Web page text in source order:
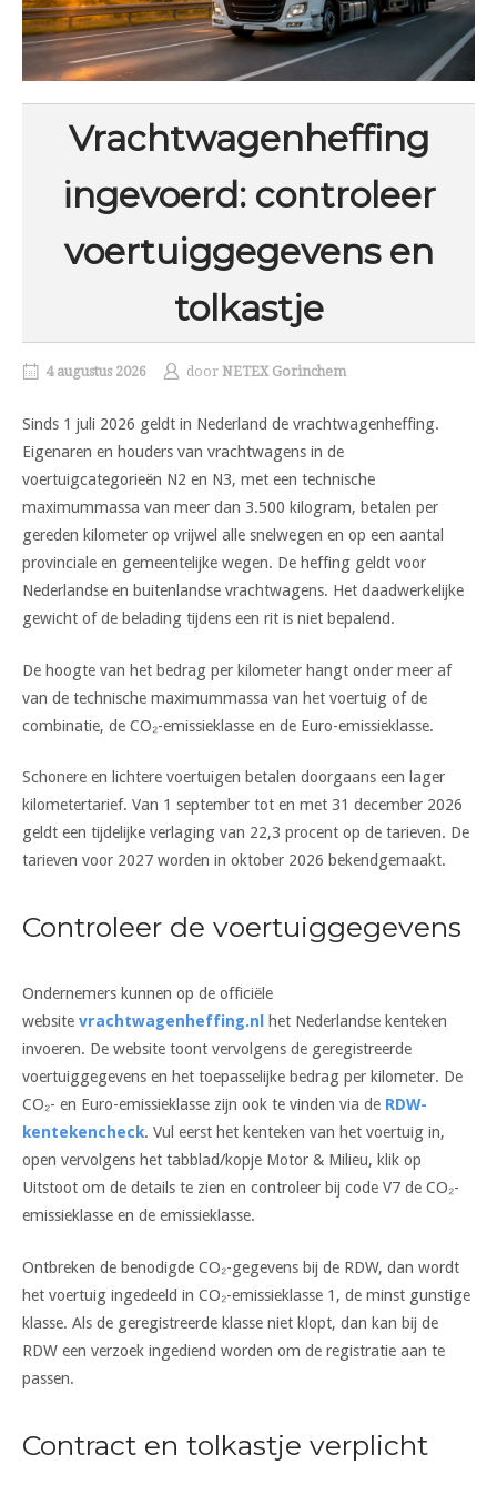
Vrachtwagenheffing
ingevoerd: controleer
voertuiggegevens en
tolkastje
4 augustus 2026 door NETEX Gorinchem
Sinds 1 juli 2026 geldt in Nederland de vrachtwagenheffing.
Eigenaren en houders van vrachtwagens in de
voertuigcategorieën N2 en N3, met een technische
maximummassa van meer dan 3.500 kilogram, betalen per
gereden kilometer op vrijwel alle snelwegen en op een aantal
provinciale en gemeentelijke wegen. De heffing geldt voor
Nederlandse en buitenlandse vrachtwagens. Het daadwerkelijke
gewicht of de belading tijdens een rit is niet bepalend.
De hoogte van het bedrag per kilometer hangt onder meer af
van de technische maximummassa van het voertuig of de
combinatie, de CO₂-emissieklasse en de Euro-emissieklasse.
Schonere en lichtere voertuigen betalen doorgaans een lager
kilometertarief. Van 1 september tot en met 31 december 2026
geldt een tijdelijke verlaging van 22,3 procent op de tarieven. De
tarieven voor 2027 worden in oktober 2026 bekendgemaakt.
Controleer de voertuiggegevens
Ondernemers kunnen op de officiële
website vrachtwagenheffing.nl
het Nederlandse kenteken
invoeren. De website toont vervolgens de geregistreerde
voertuiggegevens en het toepasselijke bedrag per kilometer. De
CO₂- en Euro-emissieklasse zijn ook te vinden via de RDW-
kentekencheck. Vul eerst het kenteken van het voertuig in,
open vervolgens het tabblad/kopje Motor & Milieu, klik op
Uitstoot om de details te zien en controleer bij code V7 de CO₂-
emissieklasse en de emissieklasse.
Ontbreken de benodigde CO₂-gegevens bij de RDW, dan wordt
het voertuig ingedeeld in CO₂-emissieklasse 1, de minst gunstige
klasse. Als de geregistreerde klasse niet klopt, dan kan bij de
RDW een verzoek ingediend worden om de registratie aan te
passen.
Contract en tolkastje verplicht